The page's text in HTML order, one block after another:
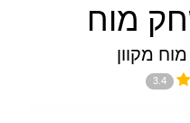
מוח
מקוון
3.4